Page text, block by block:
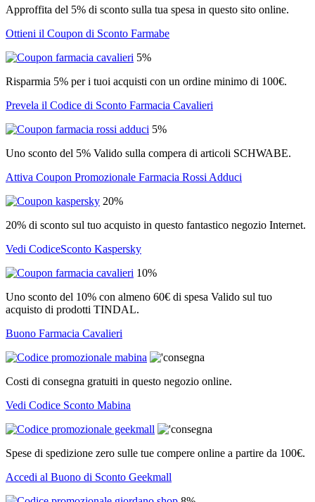
Approffita del 5% di sconto sulla tua spesa in questo sito online.
Ottieni il Coupon di Sconto Farmabe
5%
Risparmia 5% per i tuoi acquisti con un ordine minimo di 100€.
Prevela il Codice di Sconto Farmacia Cavalieri
5%
Uno sconto del 5% Valido sulla compera di articoli SCHWABE.
Attiva Coupon Promozionale Farmacia Rossi Adduci
20%
20% di sconto sul tuo acquisto in questo fantastico negozio Internet.
Vedi CodiceSconto Kaspersky
10%
Uno sconto del 10% con almeno 60€ di spesa Valido sul tuo
acquisto di prodotti TINDAL.
Buono Farmacia Cavalieri
Costi di consegna gratuiti in questo negozio online.
Vedi Codice Sconto Mabina
Spese di spedizione zero sulle tue compere online a partire da 100€.
Accedi al Buono di Sconto Geekmall